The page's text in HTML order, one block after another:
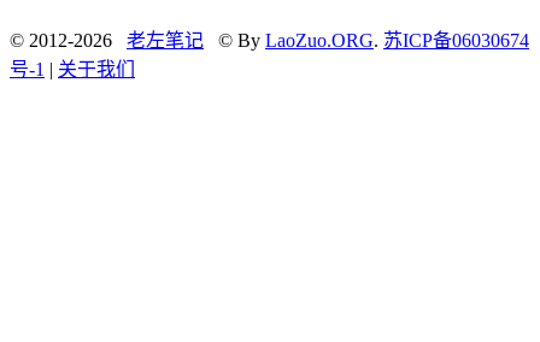
© 2012-2026 老左笔记 © By LaoZuo.ORG. 苏ICP备06030674
号-1 | 关于我们